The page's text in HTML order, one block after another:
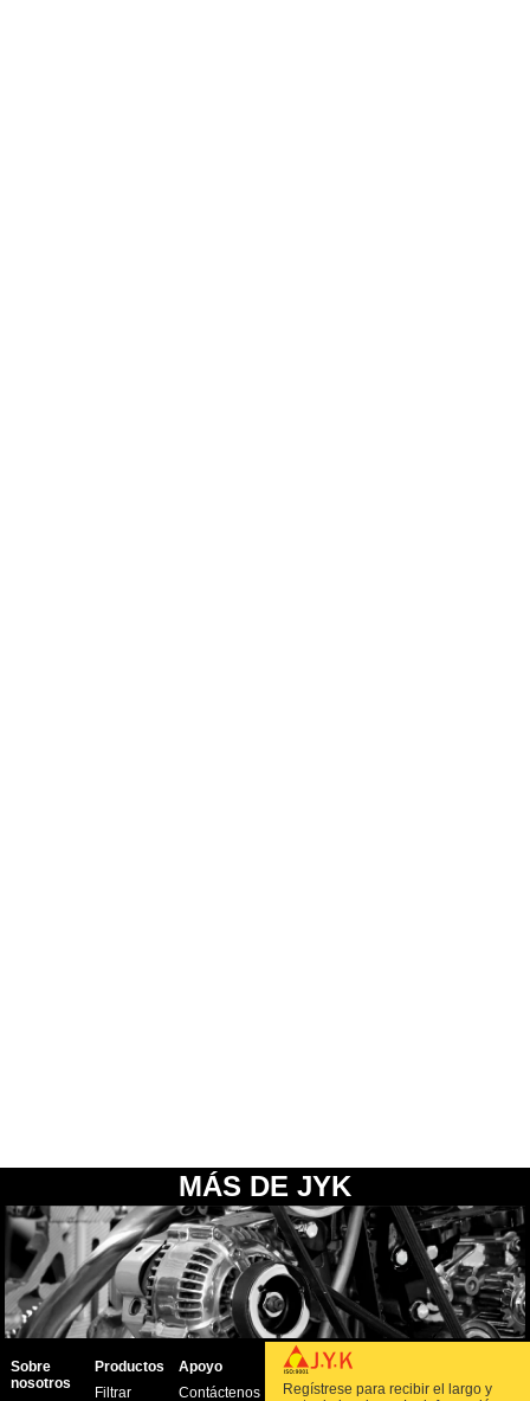
MÁS DE JYK
Sobre
nosotros
Productos
Filtrar
Apoyo
Contáctenos
Regístrese para recibir el largo y